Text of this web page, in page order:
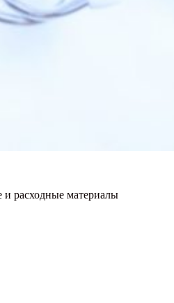
расходные материалы